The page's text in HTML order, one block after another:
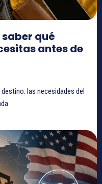
qué
antes de
las necesidades del